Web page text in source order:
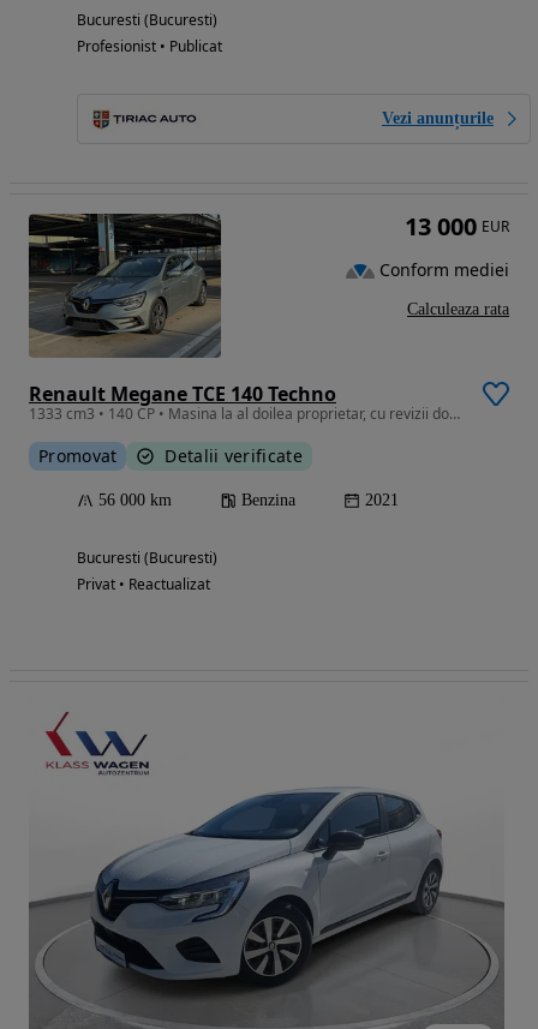
Bucuresti (Bucuresti)
Profesionist • Publicat
Vezi anunțurile
Renault Megane TCE 140 Techno
1333 cm3 • 140 CP • Masina la al doilea proprietar, cu revizii doar la reprezentante,
Promovat Detalii verificate
56 000 km Benzina 2021
Bucuresti (Bucuresti)
Privat • Reactualizat
13 000 EUR
Conform mediei
Calculeaza rata